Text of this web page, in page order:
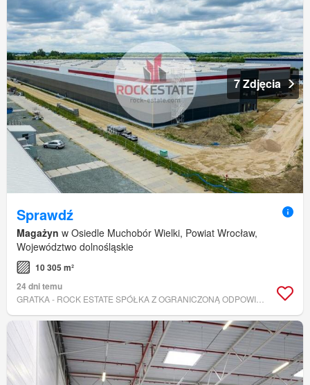
7 Zdjęcia
Sprawdź
Magażyn w Osiedle Muchobór Wielki, Powiat Wrocław,
Województwo dolnośląskie
10 305 m²
24 dni temu